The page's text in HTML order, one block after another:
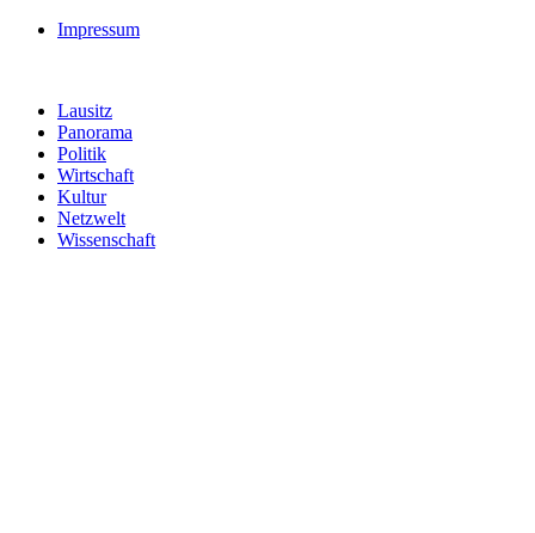
Impressum
Lausitz
Panorama
Politik
Wirtschaft
Kultur
Netzwelt
Wissenschaft